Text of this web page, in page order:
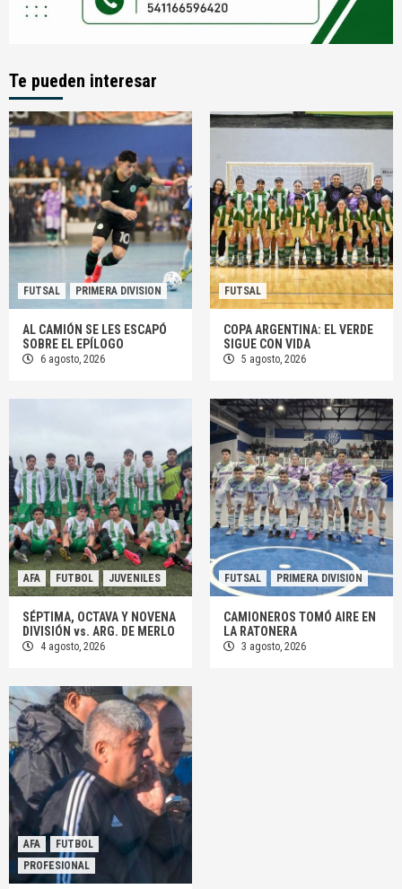
Te pueden interesar
FUTSAL PRIMERA DIVISION
AL CAMIÓN SE LES ESCAPÓ
SOBRE EL EPÍLOGO
6 agosto, 2026
FUTSAL
COPA ARGENTINA: EL VERDE
SIGUE CON VIDA
5 agosto, 2026
AFA FUTBOL JUVENILES
SÉPTIMA, OCTAVA Y NOVENA
DIVISIÓN vs. ARG. DE MERLO
4 agosto, 2026
FUTSAL PRIMERA DIVISION
CAMIONEROS TOMÓ AIRE EN
LA RATONERA
3 agosto, 2026
AFA
FUTBOL
PROFESIONAL